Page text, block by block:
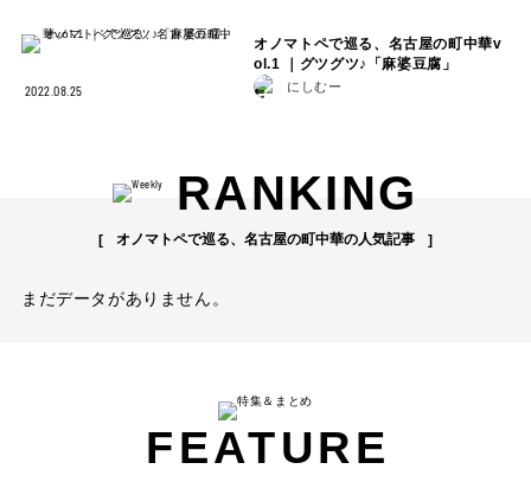
2022.08.25
オノマトペで巡る、名古屋の町中華v
ol.1 ｜グツグツ♪「麻婆豆腐」
にしむー
RANKING
オノマトペで巡る、名古屋の町中華の人気記事
まだデータがありません。
FEATURE